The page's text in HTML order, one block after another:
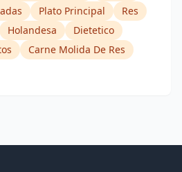
Plato Principal
Res
Holandesa
Dietetico
Carne Molida De Res